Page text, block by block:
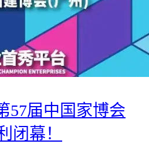
57届中国家博会
闭幕！